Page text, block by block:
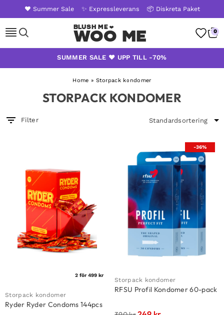
❤️ Summer Sale ✨ Expressleverans 📦 Diskreta Paket
Woo Me 0
SUMMER SALE ❤️ UPP TILL -70%
Home » Storpack kondomer
STORPACK KONDOMER
Filter
2 för 499 kr
Storpack kondomer
Ryder Ryder Condoms 144pcs
-36%
Storpack kondomer
RFSU Profil Kondomer 60-pack